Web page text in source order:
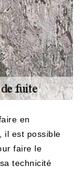
en
il est possible
faire le
technicité